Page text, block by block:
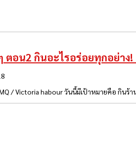
ตอน2 กินอะไรอร่อยทุกอย่าง
/ Victoria habour วันนี้มีเป้าหมายคือ กิน